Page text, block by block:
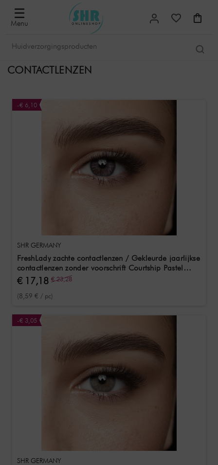
☰
Menu
CONTACTLENZEN
-€ 6,10
SHR GERMANY
FreshLady zachte contactlenzen / Gekleurde jaarlijkse
contactlenzen zonder voorschrift Courtship Pastel
Gray 2 Stk
€ 17,18 € 23,28
(8,59 € / pc)
-€ 3,05
SHR GERMANY